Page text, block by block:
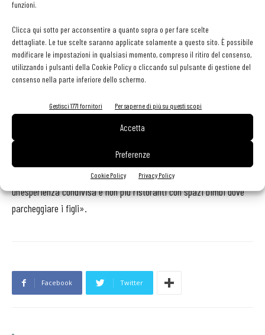
funzioni.
Clicca qui sotto per acconsentire a quanto sopra o per fare scelte
dettagliate. Le tue scelte saranno applicate solamente a questo sito. È possibile
modificare le impostazioni in qualsiasi momento, compreso il ritiro del consenso,
utilizzando i pulsanti della Cookie Policy o cliccando sul pulsante di gestione del
consenso nella parte inferiore dello schermo.
Gestisci 1771 fornitori Per saperne di più su questi scopi
Accetta
Preferenze
Cookie Policy Privacy Policy
Un altro fenomeno significativo è l’evoluzione della tipologia di
clienti: «Analizzando le visite per fasce d’età - commenta Figura -
emerge come i ristoranti abbiano perso terreno su due target
rilevanti: i millennial da un lato e gli over 50 dall’altro. I primi sono i
elevata». I motivi? «I giovani, che rappresentano oltre un terzo del
parco clienti del fuori casa - rivela Figura - sono attratti
soprattutto dalle catene, che vivono come luoghi più
contemporanei. Nel calo degli over 50 rientra la disaffezione delle
famiglie, che cercano - e spesso non trovano - luoghi dove vivere
un’esperienza condivisa e non più ristoranti con spazi bimbi dove
parcheggiare i figli».
Facebook Twitter